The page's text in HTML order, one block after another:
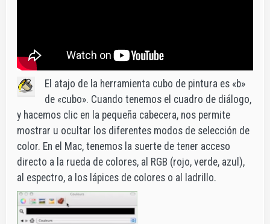
El atajo de la herramienta cubo de pintura es «b»
de «cubo». Cuando tenemos el cuadro de diálogo,
y hacemos clic en la pequeña cabecera, nos permite
mostrar u ocultar los diferentes modos de selección de
color. En el Mac, tenemos la suerte de tener acceso
directo a la rueda de colores, al RGB (rojo, verde, azul),
al espectro, a los lápices de colores o al ladrillo.